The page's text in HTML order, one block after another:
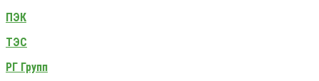
ПЭК
ТЭС
РГ Групп